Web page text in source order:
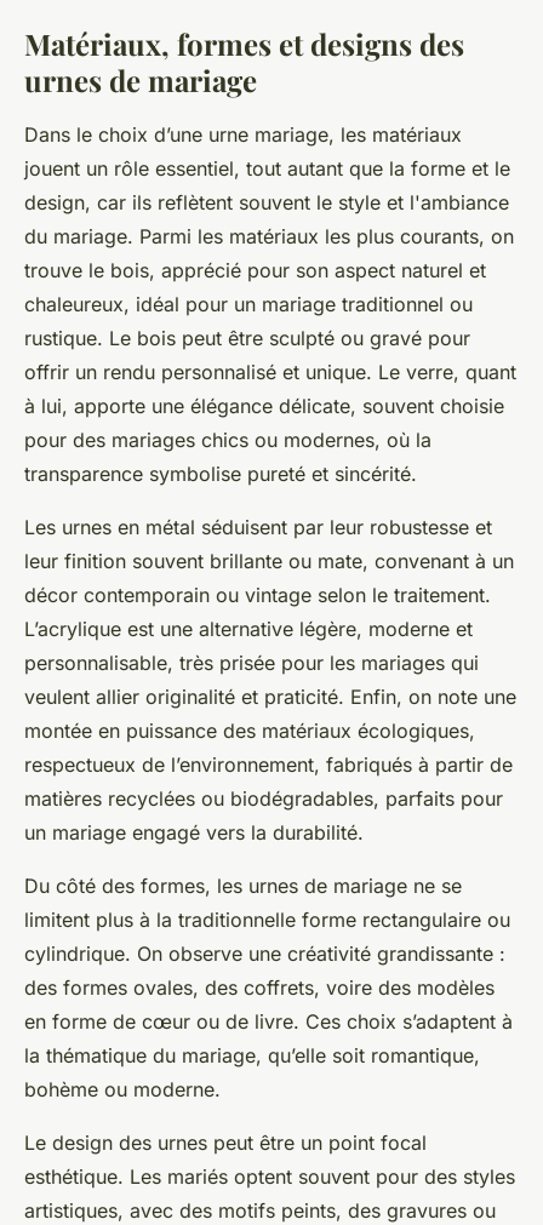
Matériaux, formes et designs des
urnes de mariage
Dans le choix d’une urne mariage, les matériaux
jouent un rôle essentiel, tout autant que la forme et le
design, car ils reflètent souvent le style et l'ambiance
du mariage. Parmi les matériaux les plus courants, on
trouve le bois, apprécié pour son aspect naturel et
chaleureux, idéal pour un mariage traditionnel ou
rustique. Le bois peut être sculpté ou gravé pour
offrir un rendu personnalisé et unique. Le verre, quant
à lui, apporte une élégance délicate, souvent choisie
pour des mariages chics ou modernes, où la
transparence symbolise pureté et sincérité.
Les urnes en métal séduisent par leur robustesse et
leur finition souvent brillante ou mate, convenant à un
décor contemporain ou vintage selon le traitement.
L’acrylique est une alternative légère, moderne et
personnalisable, très prisée pour les mariages qui
veulent allier originalité et praticité. Enfin, on note une
montée en puissance des matériaux écologiques,
respectueux de l’environnement, fabriqués à partir de
matières recyclées ou biodégradables, parfaits pour
un mariage engagé vers la durabilité.
Du côté des formes, les urnes de mariage ne se
limitent plus à la traditionnelle forme rectangulaire ou
cylindrique. On observe une créativité grandissante :
des formes ovales, des coffrets, voire des modèles
en forme de cœur ou de livre. Ces choix s’adaptent à
la thématique du mariage, qu’elle soit romantique,
bohème ou moderne.
Le design des urnes peut être un point focal
esthétique. Les mariés optent souvent pour des styles
artistiques, avec des motifs peints, des gravures ou